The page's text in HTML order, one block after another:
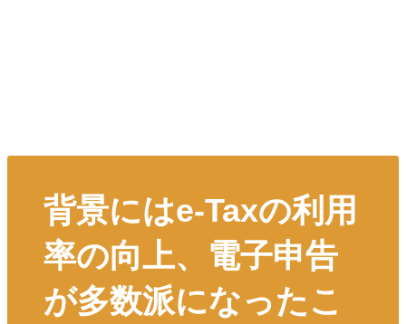
背景にはe-Taxの利用
率の向上、電子申告
が多数派になったこ